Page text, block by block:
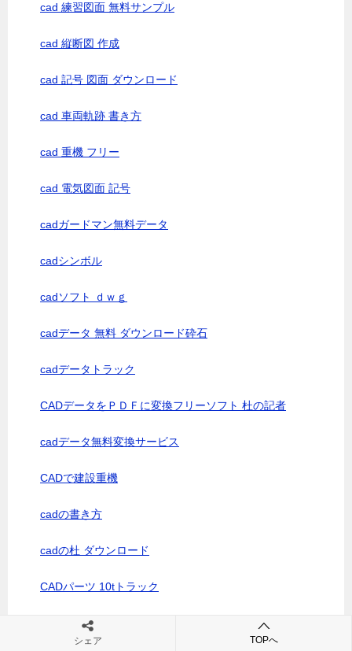
cad 練習図面 無料サンプル
cad 縦断図 作成
cad 記号 図面 ダウンロード
cad 車両軌跡 書き方
cad 重機 フリー
cad 電気図面 記号
cadガードマン無料データ
cadシンボル
cadソフト ｄｗｇ
cadデータ 無料 ダウンロード砕石
cadデータトラック
CADデータをＰＤＦに変換フリーソフト 杜の記者
cadデータ無料変換サービス
CADで建設重機
cadの書き方
cadの杜 ダウンロード
CADパーツ 10tトラック
CAD図／２トン車
シェア TOPへ